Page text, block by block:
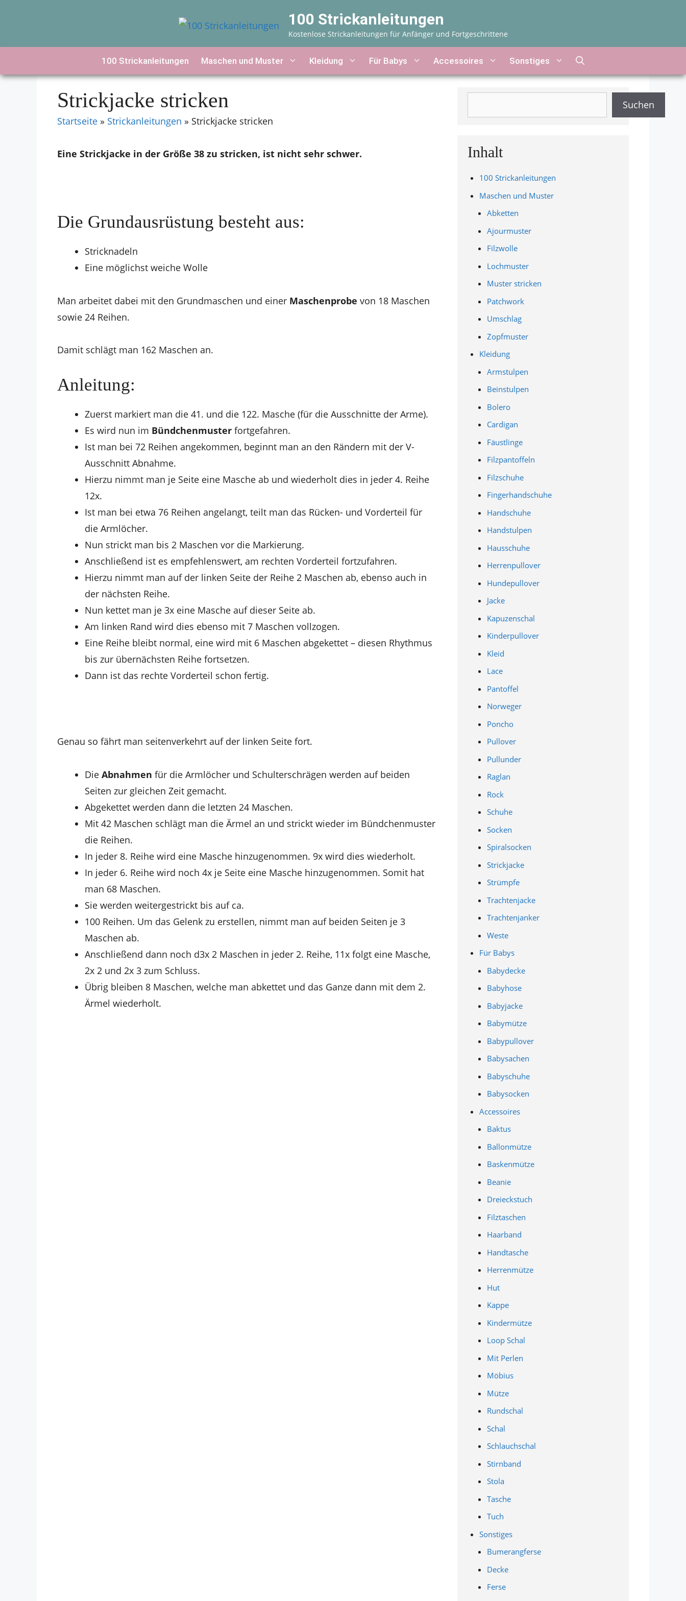
100 Strickanleitungen
Kostenlose Strickanleitungen für Anfänger und Fortgeschrittene
100 Strickanleitungen Maschen und Muster Kleidung Für Babys Accessoires Sonstiges
Strickjacke stricken
Startseite » Strickanleitungen » Strickjacke stricken
Eine Strickjacke in der Größe 38 zu stricken, ist nicht sehr schwer.
Die Grundausrüstung besteht aus:
Stricknadeln
Eine möglichst weiche Wolle
Man arbeitet dabei mit den Grundmaschen und einer Maschenprobe von 18 Maschen
sowie 24 Reihen.
Damit schlägt man 162 Maschen an.
Anleitung:
Zuerst markiert man die 41. und die 122. Masche (für die Ausschnitte der Arme).
Es wird nun im Bündchenmuster fortgefahren.
Ist man bei 72 Reihen angekommen, beginnt man an den Rändern mit der V-
Ausschnitt Abnahme.
Hierzu nimmt man je Seite eine Masche ab und wiederholt dies in jeder 4. Reihe
12x.
Ist man bei etwa 76 Reihen angelangt, teilt man das Rücken- und Vorderteil für
die Armlöcher.
Nun strickt man bis 2 Maschen vor die Markierung.
Anschließend ist es empfehlenswert, am rechten Vorderteil fortzufahren.
Hierzu nimmt man auf der linken Seite der Reihe 2 Maschen ab, ebenso auch in
der nächsten Reihe.
Nun kettet man je 3x eine Masche auf dieser Seite ab.
Am linken Rand wird dies ebenso mit 7 Maschen vollzogen.
Eine Reihe bleibt normal, eine wird mit 6 Maschen abgekettet – diesen Rhythmus
bis zur übernächsten Reihe fortsetzen.
Dann ist das rechte Vorderteil schon fertig.
Genau so fährt man seitenverkehrt auf der linken Seite fort.
Die Abnahmen für die Armlöcher und Schulterschrägen werden auf beiden
Seiten zur gleichen Zeit gemacht.
Abgekettet werden dann die letzten 24 Maschen.
Mit 42 Maschen schlägt man die Ärmel an und strickt wieder im Bündchenmuster
die Reihen.
In jeder 8. Reihe wird eine Masche hinzugenommen. 9x wird dies wiederholt.
In jeder 6. Reihe wird noch 4x je Seite eine Masche hinzugenommen. Somit hat
man 68 Maschen.
Sie werden weitergestrickt bis auf ca.
100 Reihen. Um das Gelenk zu erstellen, nimmt man auf beiden Seiten je 3
Maschen ab.
Anschließend dann noch d3x 2 Maschen in jeder 2. Reihe, 11x folgt eine Masche,
2x 2 und 2x 3 zum Schluss.
Übrig bleiben 8 Maschen, welche man abkettet und das Ganze dann mit dem 2.
Ärmel wiederholt.
Suchen
Inhalt
100 Strickanleitungen
Maschen und Muster
Abketten
Ajourmuster
Filzwolle
Lochmuster
Muster stricken
Patchwork
Umschlag
Zopfmuster
Kleidung
Armstulpen
Beinstulpen
Bolero
Cardigan
Fäustlinge
Filzpantoffeln
Filzschuhe
Fingerhandschuhe
Handschuhe
Handstulpen
Hausschuhe
Herrenpullover
Hundepullover
Jacke
Kapuzenschal
Kinderpullover
Kleid
Lace
Pantoffel
Norweger
Poncho
Pullover
Pullunder
Raglan
Rock
Schuhe
Socken
Spiralsocken
Strickjacke
Strümpfe
Trachtenjacke
Trachtenjanker
Weste
Für Babys
Babydecke
Babyhose
Babyjacke
Babymütze
Babypullover
Babysachen
Babyschuhe
Babysocken
Accessoires
Baktus
Ballonmütze
Baskenmütze
Beanie
Dreieckstuch
Filztaschen
Haarband
Handtasche
Herrenmütze
Hut
Kappe
Kindermütze
Loop Schal
Mit Perlen
Möbius
Mütze
Rundschal
Schal
Schlauchschal
Stirnband
Stola
Tasche
Tuch
Sonstiges
Bumerangferse
Decke
Ferse